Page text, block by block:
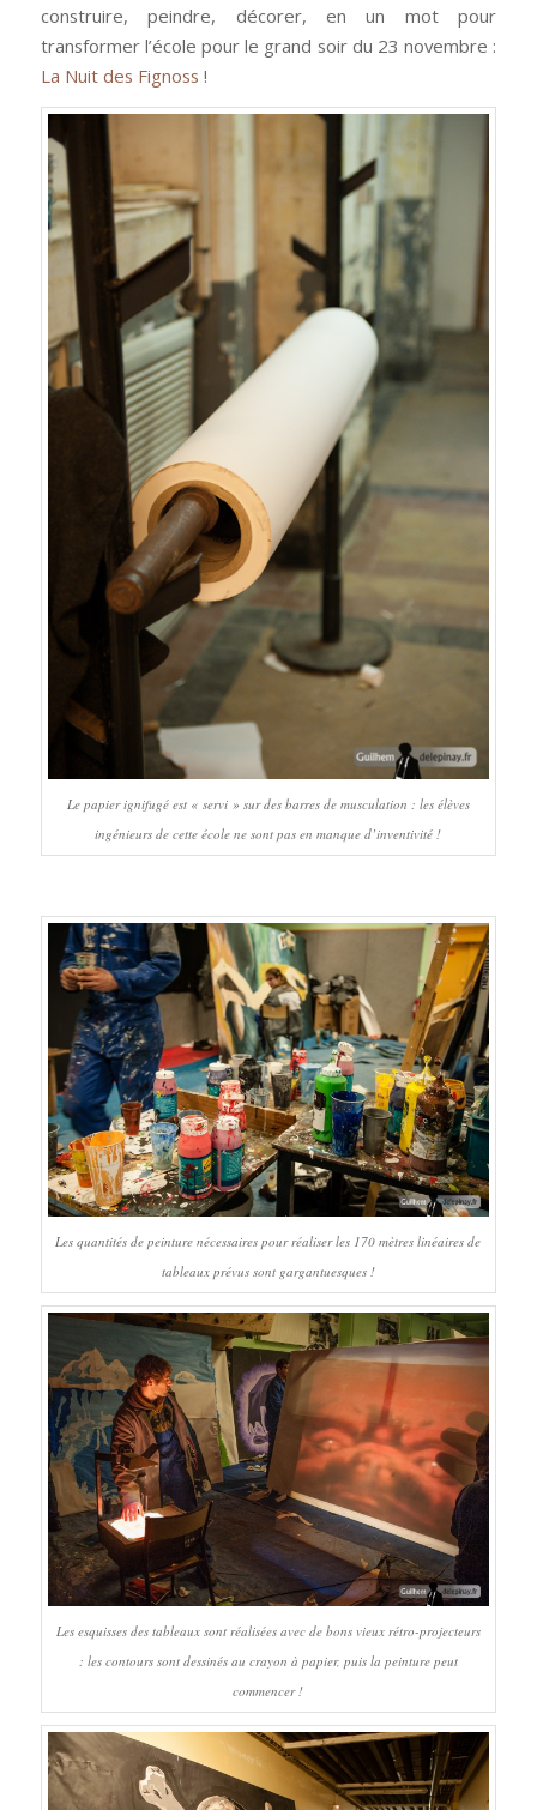
construire, peindre, décorer, en un mot pour
transformer l’école pour le grand soir du 23 novembre :
La Nuit des Fignoss !
Le papier ignifugé est « servi » sur des barres de musculation : les élèves
ingénieurs de cette école ne sont pas en manque d’inventivité !
Les quantités de peinture nécessaires pour réaliser les 170 mètres linéaires de
tableaux prévus sont gargantuesques !
Les esquisses des tableaux sont réalisées avec de bons vieux rétro-projecteurs
: les contours sont dessinés au crayon à papier, puis la peinture peut
commencer !